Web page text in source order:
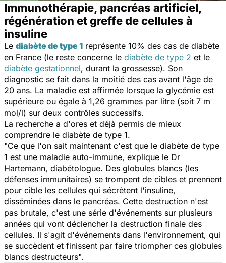
Immunothérapie, pancréas artificiel,
régénération et greffe de cellules à
insuline
Le diabète de type 1 représente 10% des cas de diabète
en France (le reste concerne le diabète de type 2 et le
diabète gestationnel, durant la grossesse). Son
diagnostic se fait dans la moitié des cas avant l'âge de
20 ans. La maladie est affirmée lorsque la glycémie est
supérieure ou égale à 1,26 grammes par litre (soit 7 m
mol/l) sur deux contrôles successifs.
La recherche a d'ores et déjà permis de mieux
comprendre le diabète de type 1.
"Ce que l'on sait maintenant c'est que le diabète de type
1 est une maladie auto-immune, explique le Dr
Hartemann, diabétologue. Des globules blancs (les
défenses immunitaires) se trompent de cibles et prennent
pour cible les cellules qui sécrètent l'insuline,
disséminées dans le pancréas. Cette destruction n'est
pas brutale, c'est une série d'événements sur plusieurs
années qui vont déclencher la destruction finale des
cellules. Il s'agit d'événements dans l'environnement, qui
se succèdent et finissent par faire triompher ces globules
blancs destructeurs".